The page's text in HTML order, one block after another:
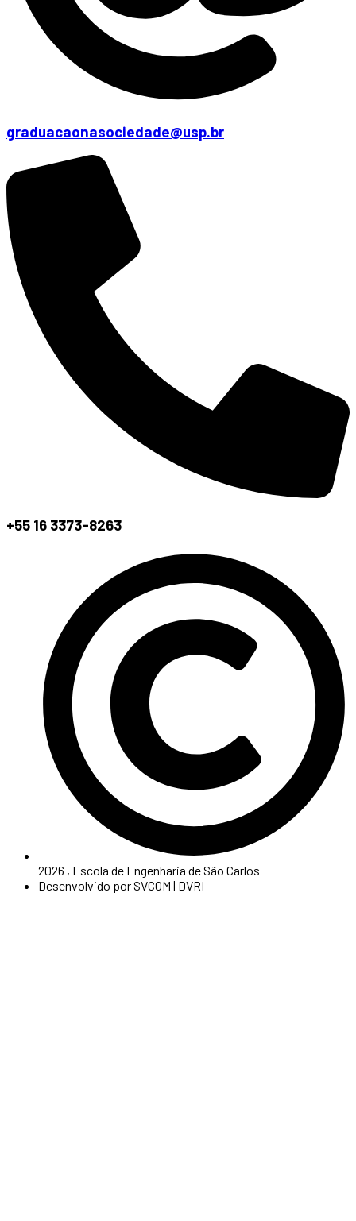
graduacaonasociedade@usp.br
+55 16 3373-8263
2026 , Escola de Engenharia de São Carlos
Desenvolvido por SVCOM | DVRI